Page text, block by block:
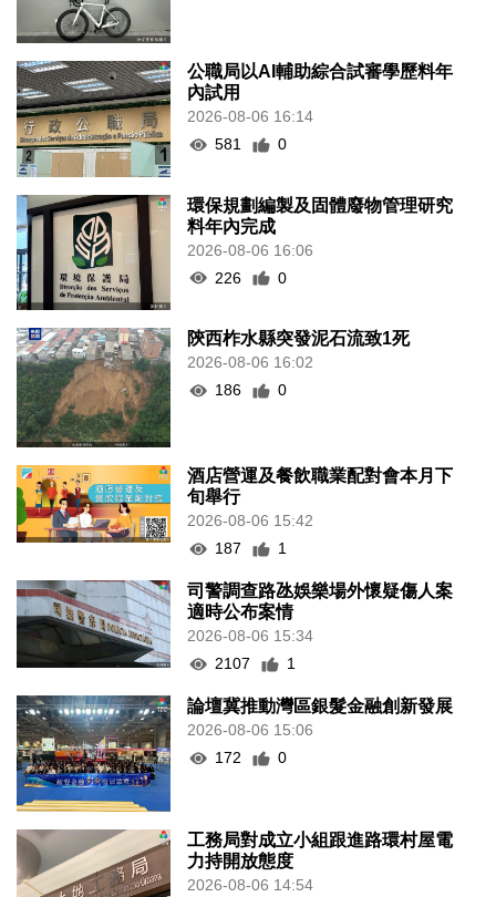
公職局以AI輔助綜合試審學歷料年
內試用
2026-08-06 16:14
581
0
環保規劃編製及固體廢物管理研究
料年內完成
2026-08-06 16:06
226
0
陝西柞水縣突發泥石流致1死
2026-08-06 16:02
186
0
酒店營運及餐飲職業配對會本月下
旬舉行
2026-08-06 15:42
187
1
司警調查路氹娛樂場外懷疑傷人案
適時公布案情
2026-08-06 15:34
2107
1
論壇冀推動灣區銀髮金融創新發展
2026-08-06 15:06
172
0
工務局對成立小組跟進路環村屋電
力持開放態度
2026-08-06 14:54